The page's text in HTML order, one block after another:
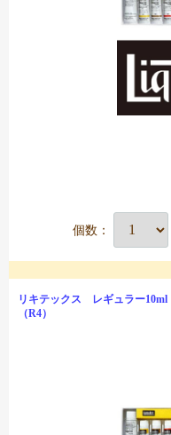
個数：
リキテックス レギュラー10ml
（R4）